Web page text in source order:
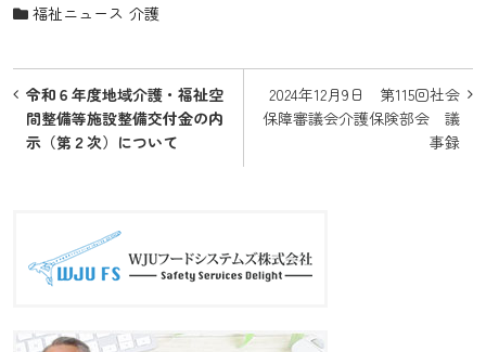
福祉ニュース 介護
投
稿
ナ
ー
ョ
2024年12月9日 第115回社会
保障審議会介護保険部会 議
事録
令和６年度地域介護・福祉空
間整備等施設整備交付金の内
示（第２次）について